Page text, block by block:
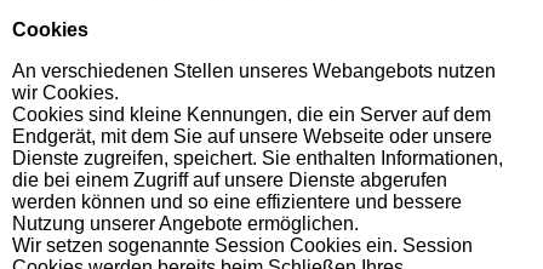
Cookies
An verschiedenen Stellen unseres Webangebots nutzen
wir Cookies.
Cookies sind kleine Kennungen, die ein Server auf dem
Endgerät, mit dem Sie auf unsere Webseite oder unsere
Dienste zugreifen, speichert. Sie enthalten Informationen,
die bei einem Zugriff auf unsere Dienste abgerufen
werden können und so eine effizientere und bessere
Nutzung unserer Angebote ermöglichen.
Wir setzen sogenannte Session Cookies ein. Session